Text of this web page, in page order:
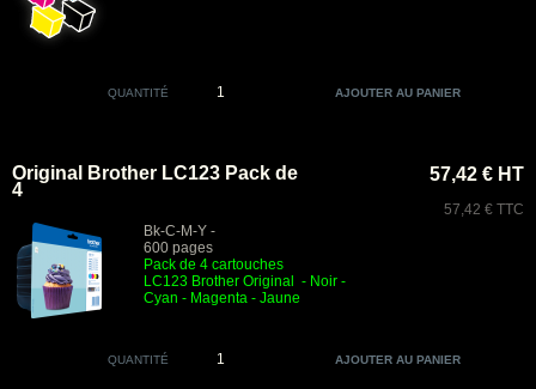
QUANTITÉ
Original Brother LC123 Pack de
4
Bk-C-M-Y -
600 pages
Pack de 4 cartouches
LC123 Brother Original - Noir -
Cyan - Magenta - Jaune
57,42 € HT
57,42 € TTC
QUANTITÉ